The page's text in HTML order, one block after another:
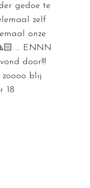
gedoe te
zelf
onze
… ENNN
door!!!
zoooo blij
18